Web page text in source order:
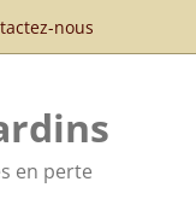
nous
en perte